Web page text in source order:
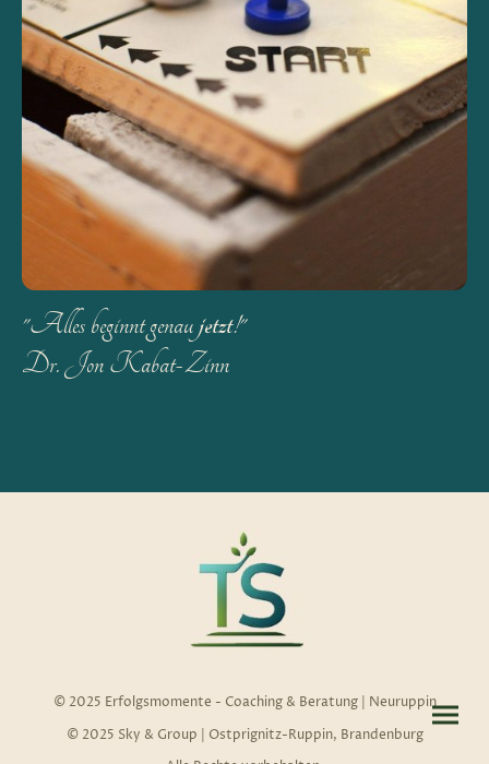
"Alles beginnt genaujetzt!"
Dr. Jon Kabat-Zinn
© 2025 Erfolgsmomente - Coaching & Beratung | Neuruppin
© 2025 Sky & Group | Ostprignitz-Ruppin, Brandenburg